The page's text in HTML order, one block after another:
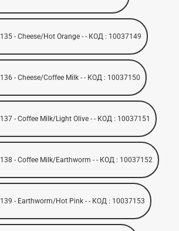
135 - Cheese/Hot Orange - - КОД : 10037149
136 - Cheese/Coffee Milk - - КОД : 10037150
137 - Coffee Milk/Light Olive - - КОД : 10037151
138 - Coffee Milk/Earthworm - - КОД : 10037152
139 - Earthworm/Hot Pink - - КОД : 10037153